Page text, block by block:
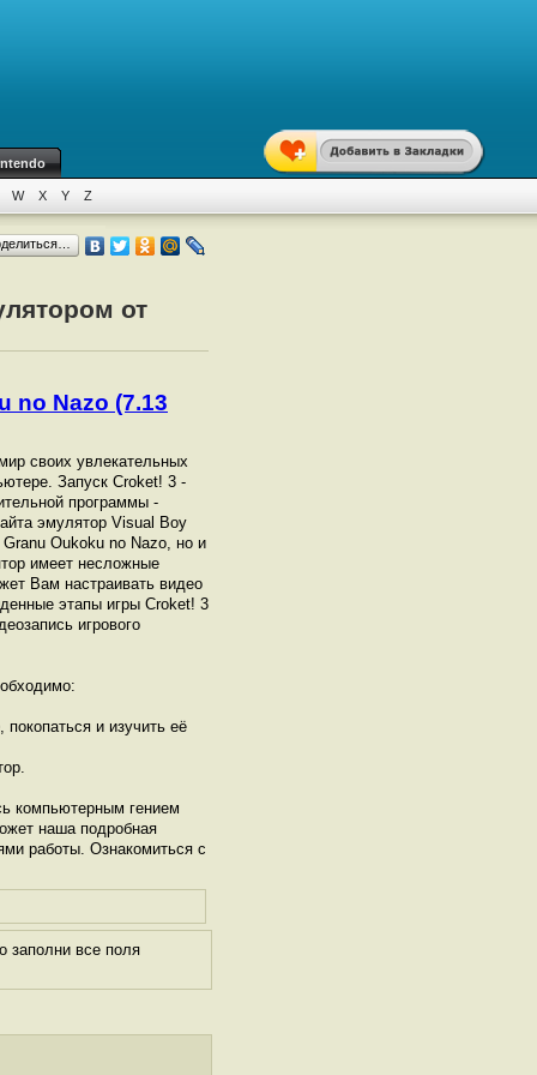
W X Y Z
от
no Nazo (7.13
своих увлекательных
Запуск Croket! 3 -
программы -
эмулятор Visual Boy
Oukoku no Nazo, но и
имеет несложные
Вам настраивать видео
этапы игры Croket! 3
игрового
и изучить её
компьютерным гением
наша подробная
работы. Ознакомиться с
заполни все поля